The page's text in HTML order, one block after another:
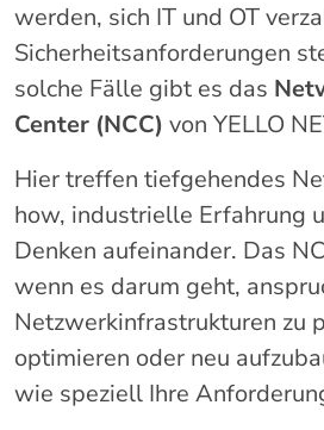
werden, sich IT und OT
Sicherheitsanforderungen
solche Fälle gibt es das
Center (NCC) von YELLO
Hier treffen tiefgehendes
how, industrielle Erfahrung
Denken aufeinander. Das
wenn es darum geht,
Netzwerkinfrastrukturen zu
optimieren oder neu
wie speziell Ihre